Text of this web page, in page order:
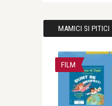
MAMICI SI PITICI
FILM